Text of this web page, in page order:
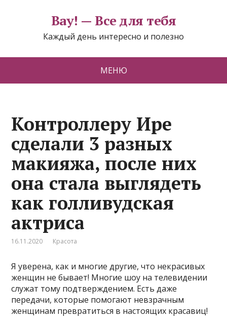
Вау! — Все для тебя
Каждый день интересно и полезно
МЕНЮ
Контроллеру Ире
сделали 3 разных
макияжа, после них
она стала выглядеть
как голливудская
актриса
16.11.2020 Красота
Я уверена, как и многие другие, что некрасивых
женщин не бывает! Многие шоу на телевидении
служат тому подтверждением. Есть даже
передачи, которые помогают невзрачным
женщинам превратиться в настоящих красавиц!